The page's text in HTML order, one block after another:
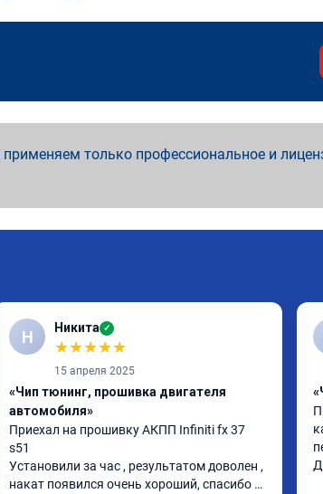
только профессиональное и
Н Никита ✓
★★★★★
15 апреля 2025
«Чип тюнинг, прошивка двигателя
автомобиля»
Приехал на прошивку АКПП Infiniti fx 37
s51
Установили за час , результатом доволен ,
накат появился очень хороший, спасибо